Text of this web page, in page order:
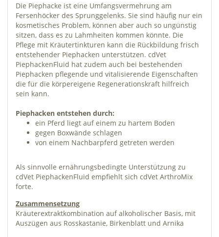
Die Piephacke ist eine Umfangsvermehrung am
Fersenhöcker des Sprunggelenks. Sie sind häufig nur ein
kosmetisches Problem, können aber auch so ungünstig
sitzen, dass es zu Lahmheiten kommen könnte. Die
Pflege mit Kräutertinkturen kann die Rückbildung frisch
entstehender Piephacken unterstützen. cdVet
PiephackenFluid hat zudem auch bei bestehenden
Piephacken pflegende und vitalisierende Eigenschaften
die für die körpereigene Regenerationskraft hilfreich
sein kann.
Piephacken entstehen durch:
ein Pferd liegt auf einem zu hartem Boden
gegen Boxwände schlagen
von einem Nachbarpferd getreten werden
Als sinnvolle ernährungsbedingte Unterstützung zu
cdVet PiephackenFluid empfiehlt sich cdVet ArthroMix
forte.
Zusammensetzung
Kräuterextraktkombination auf alkoholischer Basis, mit
Auszügen aus Rosskastanie, Birkenblatt und Arnika